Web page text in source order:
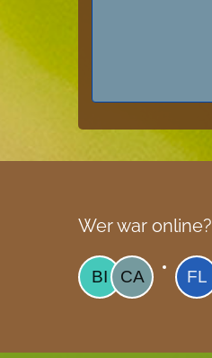
Wer war online?